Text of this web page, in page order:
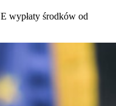
wypłaty środków od